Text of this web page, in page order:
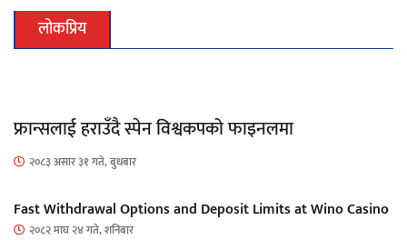
लोकप्रिय
फ्रान्सलाई हराउँदै स्पेन विश्वकपको फाइनलमा
२०८३ असार ३१ गते, बुधबार
Fast Withdrawal Options and Deposit Limits at Wino Casino
२०८२ माघ २४ गते, शनिबार